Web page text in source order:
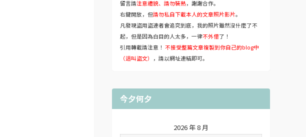
留言請注意禮貌、請勿裝熟，謝謝合作。
右鍵開放，但請勿私自下載本人的文章照片影片。
凡發現盜用盜連者會追究到底，我的照片雖然沒什麼了不
起，但是因為白目的人太多，一律不外借了！
引用轉載請注意！ 不接受整篇文章複製到你自己的blog中
（這叫盜文）
，請以網址連結即可。
今夕何夕
2026 年 8 月